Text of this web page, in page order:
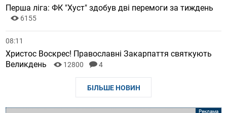
Перша ліга: ФК "Хуст" здобув дві перемоги за тиждень
6155
08:11
Христос Воскрес! Православні Закарпаття святкують
Великдень
12800 4
БІЛЬШЕ НОВИН